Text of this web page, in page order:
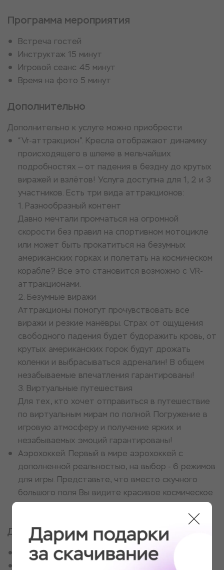
Программа мероприятия
Встреча гостей
Инструктаж 15 минут
Игровой сеанс 45 минут
Время на фото 5 минут
Дополнительно
Дополнительно к услуге можно приобрести
“Vr-аттракцион”. Кресла отображают динамику
происходящего в шлеме в мельчайших
подробностях — от падения в бездну до крутых
виражей и взлётов! Услуга доступна для 1, 2 и 3
участников. Есть три вида аттракционов:
1. Разнообразный контент
Давно мечтали промчаться на огромной
скорости без правил на спортивном мотоцикле
или может быть прокатиться на безумных
американских горках и полетать на космическом
корабле? Все это становится возможно с VR-
аттракционами.
2. Безумные виражи
Аттракционы помогут прочувствовать все
виражи и резкие манёвры. Страх от ощущения
свободного падения будет будоражить кровь, от
крутых американских горок будут дрожать
коленки и выбрасываться адреналин! В общем
незабываемые впечатления гарантированы!
3. Виртуальные путешествия
Для тех, кто хочет отправиться в путешествие
по виртуальным мирам по полной. Погружение в
игровую атмосферу и получение ярких и
незабываемых эмоций гарантированы!
Аэрохоккей. Первый в мире аэрохоккей с
дополненной реальностью, на выбор - 6 режимов
для игры. Представьте, что вместо скучного
большого поля Вы видите красивое космическое
пространство, а шайба выглядит как астероид!
Для кого
Для фанатов компьютерных игр